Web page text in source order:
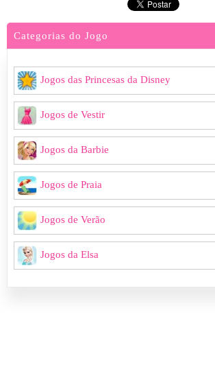
Categorias do Jogo
Jogos das Princesas da Disney
Jogos de Vestir
Jogos da Barbie
Jogos de Praia
Jogos de Verão
Jogos da Elsa